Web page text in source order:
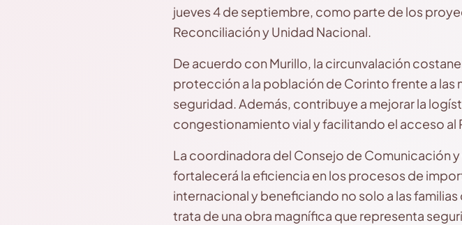
jueves 4 de septiembre, como parte de los
Reconciliación y Unidad Nacional.
De acuerdo con Murillo, la circunvalación
protección a la población de Corinto frente a las
seguridad. Además, contribuye a mejorar la
congestionamiento vial y facilitando el acceso
La coordinadora del Consejo de Comunicación
fortalecerá la eficiencia en los procesos de
internacional y beneficiando no solo a las
trata de una obra magnífica que representa